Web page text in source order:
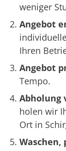
weniger
Angebot
Ihren
Angebot
Tempo.
Abholung
holen wir
Ort in
Waschen,